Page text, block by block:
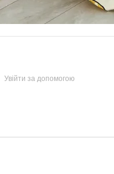
Увійти за допомогою